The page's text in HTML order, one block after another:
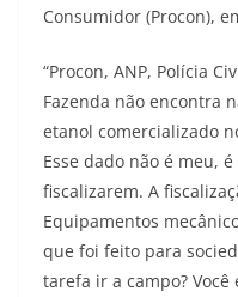
Consumidor (Procon),
“Procon, ANP, Polícia
Fazenda não encontra
etanol comercializado
Esse dado não é meu,
fiscalizarem. A
Equipamentos
que foi feito para
tarefa ir a campo?